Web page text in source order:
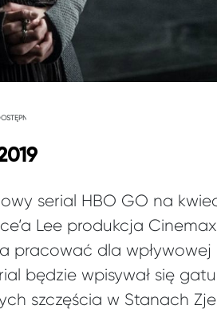
serial HBO GO na
Lee produkcja
pracować dla wpływowej
będzie wpisywał się
szczęścia w Stanach